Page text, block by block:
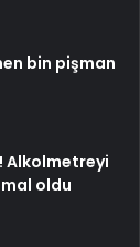
bin pişman
Alkolmetreyi
oldu